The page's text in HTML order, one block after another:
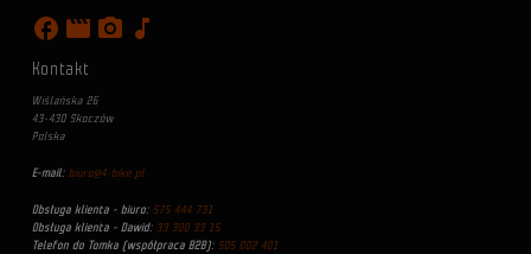
facebook movie photo_camera music_note
Kontakt
Wiślańska 26
43-430 Skoczów
Polska
E-mail: biuro@4-bike.pl
Obsługa klienta - biuro: 575 444 731
Obsługa klienta - Dawid: 33 300 33 15
Telefon do Tomka (współpraca B2B): 505 002 401